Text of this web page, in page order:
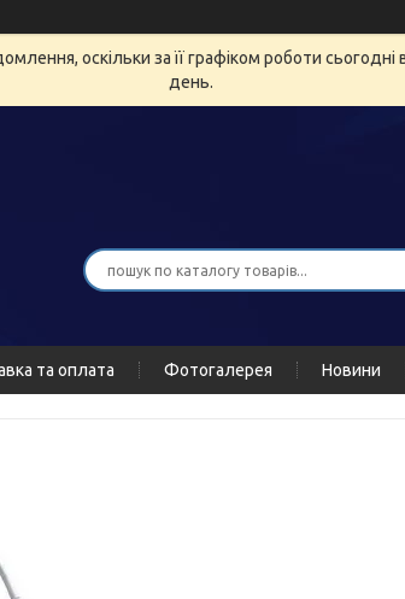
оскільки за її графіком роботи
день.
та оплата Фотогалерея Новини